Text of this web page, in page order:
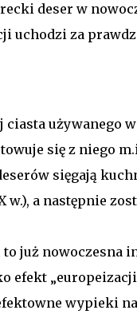
deser w
uchodzi za
ciasta używanego
się z niego
sięgają
w.), a następnie
już nowoczesna
efekt
wypieki